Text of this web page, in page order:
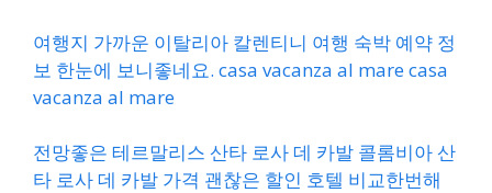
여행지 가까운 이탈리아 칼렌티니 여행 숙박 예약 정
보 한눈에 보니좋네요. casa vacanza al mare casa
vacanza al mare
전망좋은 테르말리스 산타 로사 데 카발 콜롬비아 산
타 로사 데 카발 가격 괜찮은 할인 호텔 비교한번해